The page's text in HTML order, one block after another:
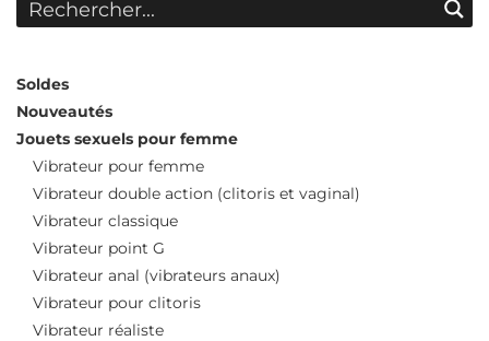
Soldes
Nouveautés
Jouets sexuels pour femme
Vibrateur pour femme
Vibrateur double action (clitoris et vaginal)
Vibrateur classique
Vibrateur point G
Vibrateur anal (vibrateurs anaux)
Vibrateur pour clitoris
Vibrateur réaliste